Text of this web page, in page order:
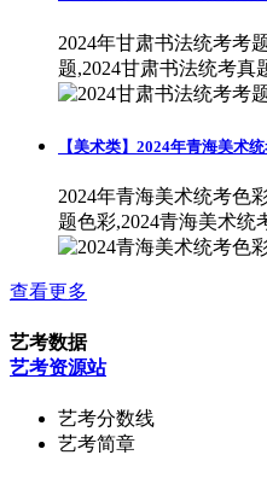
2024年甘肃书法统考考
题,2024甘肃书法统考真
【美术类】2024年青海美术
2024年青海美术统考色
题色彩,2024青海美术统
查看更多
艺考数据
艺考资源站
艺考分数线
艺考简章